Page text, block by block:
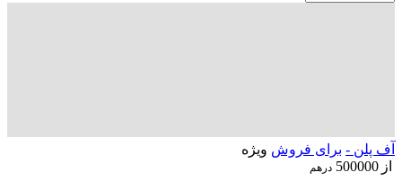
آف پلن - برای فروش ویژه
از 500000 درهم